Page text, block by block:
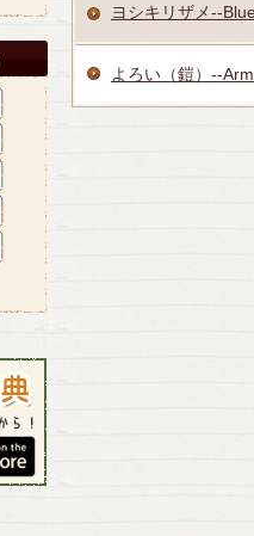
ヨシキリザメ--
よろい（鎧）--